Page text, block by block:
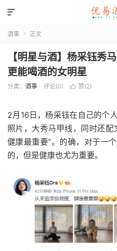

酒事  正文
【明星与酒】杨采钰秀
更能喝酒的女明星
分类： 酒事 评论(0)  赞(2)
2月16日，杨采钰在自己的个
照片，大秀马甲线，同时还配
健康最重要”。的确，对于一
的，但是健康也尤为重要。